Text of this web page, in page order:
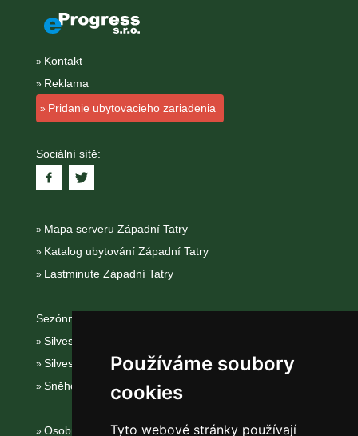
Používáme soubory
cookies
Tyto webové stránky používají
Kontakt
Reklama
Pridanie ubytovacieho zariadenia
Sociální sítě:
Mapa serveru Západní Tatry
Katalog ubytování Západní Tatry
Lastminute Západní Tatry
Sezónní odkazy:
Silvester Západní Tatry
Silvestr na horách 2025/26
Sněhové zpravodajství
Osobní údaje